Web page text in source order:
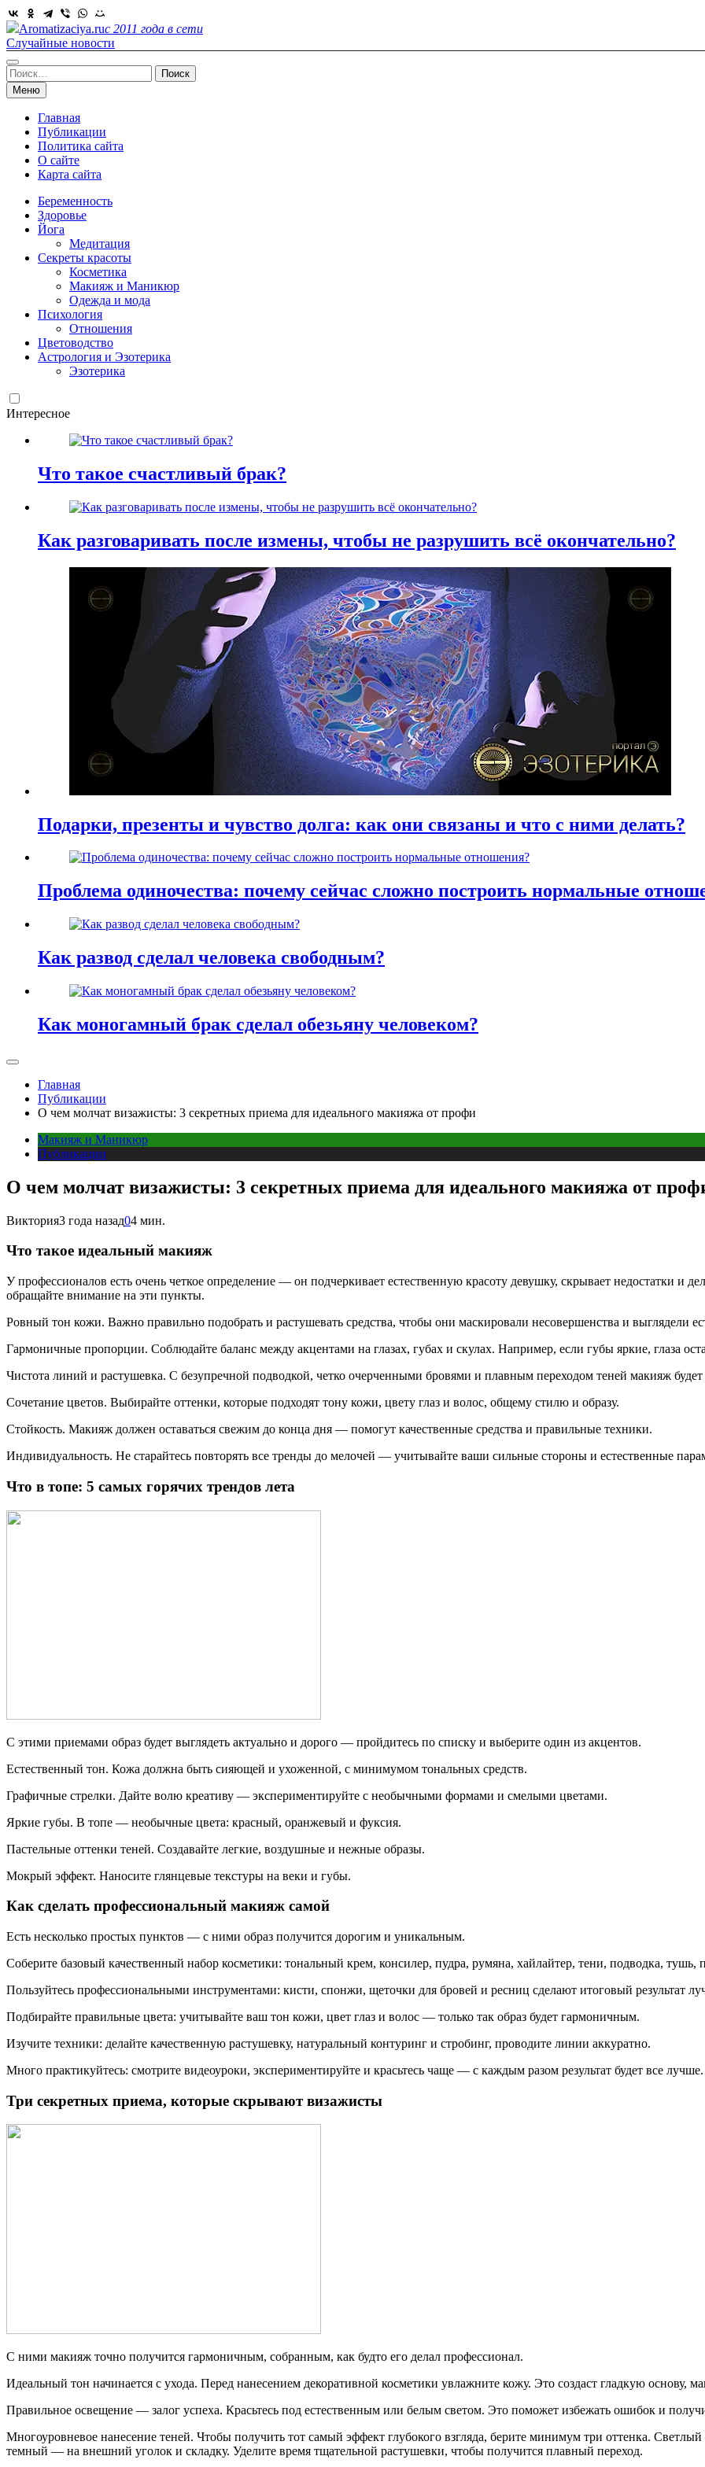
Skip
to
content
Aromatizaciya.ruс 2011 года в сети
Случайные новости
Найти:
Меню
Главная
Публикации
Политика сайта
О сайте
Карта сайта
Беременность
Здоровье
Йога
Медитация
Секреты красоты
Косметика
Макияж и Маникюр
Одежда и мода
Психология
Отношения
Цветоводство
Астрология и Эзотерика
Эзотерика
Интересное
Что такое счастливый брак?
Как разговаривать после измены, чтобы не разрушить всё окончательно?
Подарки, презенты и чувство долга: как они связаны и что с ними делать?
Проблема одиночества: почему сейчас сложно построить нормальные
Как развод сделал человека свободным?
Как моногамный брак сделал обезьяну человеком?
Главная
Публикации
О чем молчат визажисты: 3 секретных приема для идеального макияжа от профи
Макияж и Маникюр
Публикации
О чем молчат визажисты: 3 секретных приема для идеального макияжа от
Виктория3 года назад04 мин.
Что такое идеальный макияж
У профессионалов есть очень четкое определение — он подчеркивает естественную красоту девушку, скрывает недостатки и
обращайте внимание на эти пункты.
Ровный тон кожи. Важно правильно подобрать и растушевать средства, чтобы они маскировали несовершенства и выглядели
Гармоничные пропорции. Соблюдайте баланс между акцентами на глазах, губах и скулах. Например, если губы яркие, глаза
Чистота линий и растушевка. С безупречной подводкой, четко очерченными бровями и плавным переходом теней макияж будет
Сочетание цветов. Выбирайте оттенки, которые подходят тону кожи, цвету глаз и волос, общему стилю и образу.
Стойкость. Макияж должен оставаться свежим до конца дня — помогут качественные средства и правильные техники.
Индивидуальность. Не старайтесь повторять все тренды до мелочей — учитывайте ваши сильные стороны и естественные
Что в топе: 5 самых горячих трендов лета
С этими приемами образ будет выглядеть актуально и дорого — пройдитесь по списку и выберите один из акцентов.
Естественный тон. Кожа должна быть сияющей и ухоженной, с минимумом тональных средств.
Графичные стрелки. Дайте волю креативу — экспериментируйте с необычными формами и смелыми цветами.
Яркие губы. В топе — необычные цвета: красный, оранжевый и фуксия.
Пастельные оттенки теней. Создавайте легкие, воздушные и нежные образы.
Мокрый эффект. Наносите глянцевые текстуры на веки и губы.
Как сделать профессиональный макияж самой
Есть несколько простых пунктов — с ними образ получится дорогим и уникальным.
Соберите базовый качественный набор косметики: тональный крем, консилер, пудра, румяна, хайлайтер, тени, подводка, тушь,
Пользуйтесь профессиональными инструментами: кисти, спонжи, щеточки для бровей и ресниц сделают итоговый результат
Подбирайте правильные цвета: учитывайте ваш тон кожи, цвет глаз и волос — только так образ будет гармоничным.
Изучите техники: делайте качественную растушевку, натуральный контуринг и стробинг, проводите линии аккуратно.
Много практикуйтесь: смотрите видеоуроки, экспериментируйте и красьтесь чаще — с каждым разом результат будет все лучше.
Три секретных приема, которые скрывают визажисты
С ними макияж точно получится гармоничным, собранным, как будто его делал профессионал.
Идеальный тон начинается с ухода. Перед нанесением декоративной косметики увлажните кожу. Это создаст гладкую основу,
Правильное освещение — залог успеха. Красьтесь под естественным или белым светом. Это поможет избежать ошибок и
Многоуровневое нанесение теней. Чтобы получить тот самый эффект глубокого взгляда, берите минимум три оттенка.
темный — на внешний уголок и складку. Уделите время тщательной растушевки, чтобы получится плавный переход.